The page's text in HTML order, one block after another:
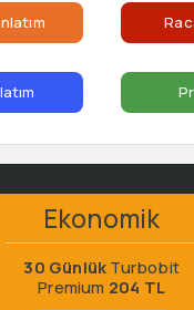
Ekonomik
30 Günlük Turbobit
Premium 204 TL